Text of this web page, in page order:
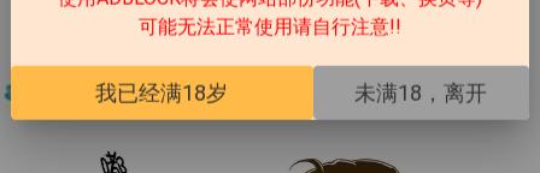
可能无法正常使用请自行注意!!
我已经满18岁 未满18，离开